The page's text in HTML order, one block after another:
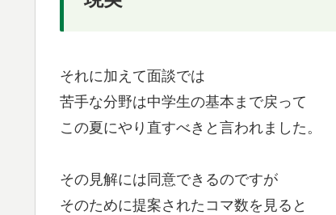
それに加えて面談では
苦手な分野は中学生の基本まで戻って
この夏にやり直すべきと言われました。
その見解には同意できるのですが
そのために提案されたコマ数を見ると